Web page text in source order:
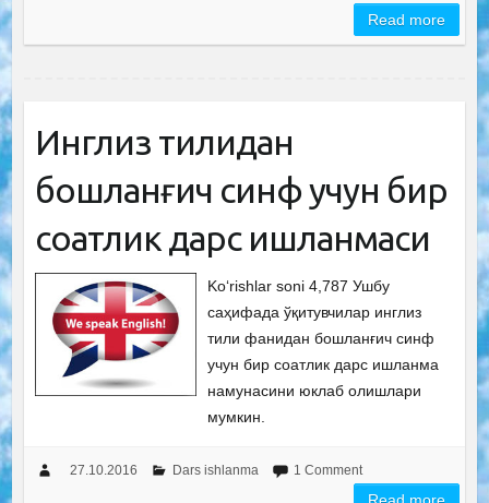
Read more
Инглиз тилидан
бошланғич синф учун бир
соатлик дарс ишланмаси
Ko‘rishlar soni 4,787 Ушбу
саҳифада ўқитувчилар инглиз
тили фанидан бошланғич синф
учун бир соатлик дарс ишланма
намунасини юклаб олишлари
мумкин.
27.10.2016 Dars ishlanma 1 Comment